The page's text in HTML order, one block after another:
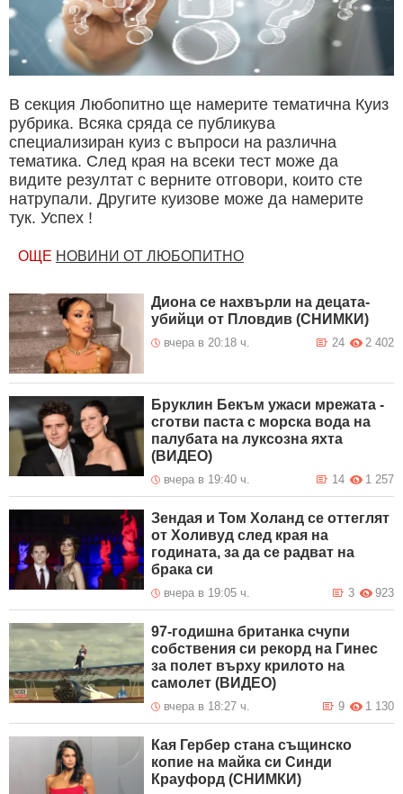
В секция Любопитно ще намерите тематична Куиз
рубрика. Всяка сряда се публикува
специализиран куиз с въпроси на различна
тематика. След края на всеки тест може да
видите резултат с верните отговори, които сте
натрупали. Другите куизове може да намерите
тук. Успех !
ОЩЕ НОВИНИ ОТ ЛЮБОПИТНО
Диона се нахвърли на децата-
убийци от Пловдив (СНИМКИ)
вчера в 20:18 ч. 2 402
24
Бруклин Бекъм ужаси мрежата -
сготви паста с морска вода на
палубата на луксозна яхта
(ВИДЕО)
вчера в 19:40 ч. 1 257
14
Зендая и Том Холанд се оттеглят
от Холивуд след края на
годината, за да се радват на
брака си
вчера в 19:05 ч. 923
3
97-годишна британка счупи
собствения си рекорд на Гинес
за полет върху крилото на
самолет (ВИДЕО)
вчера в 18:27 ч. 1 130
9
Кая Гербер стана същинско
копие на майка си Синди
Крауфорд (СНИМКИ)